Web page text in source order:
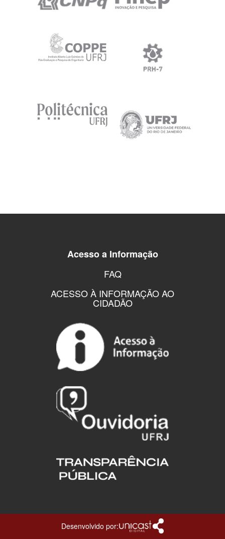
Acesso a Informação
FAQ
ACESSO À INFORMAÇÃO AO
CIDADÃO
Desenvolvido por: